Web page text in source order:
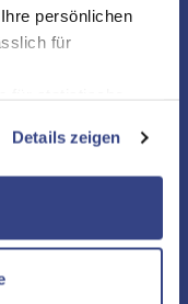
persönlichen
für
von Drittanbietern
Personalisierungen
Übermittlungen
Details zeigen